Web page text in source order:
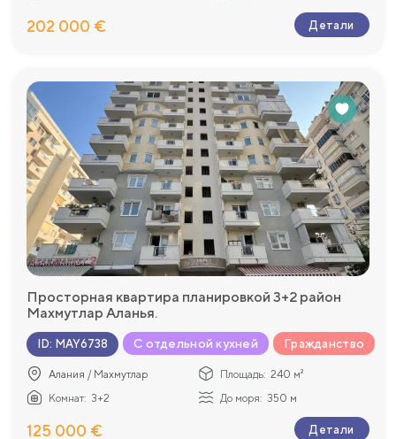
202 000 € Детали
Просторная квартира планировкой 3+2 район
Махмутлар Аланья.
ID: MAY6738 С отдельной кухней Гражданство
Алания / Махмутлар Площадь: 240 м²
Комнат: 3+2 До моря: 350 м
125 000 € Детали